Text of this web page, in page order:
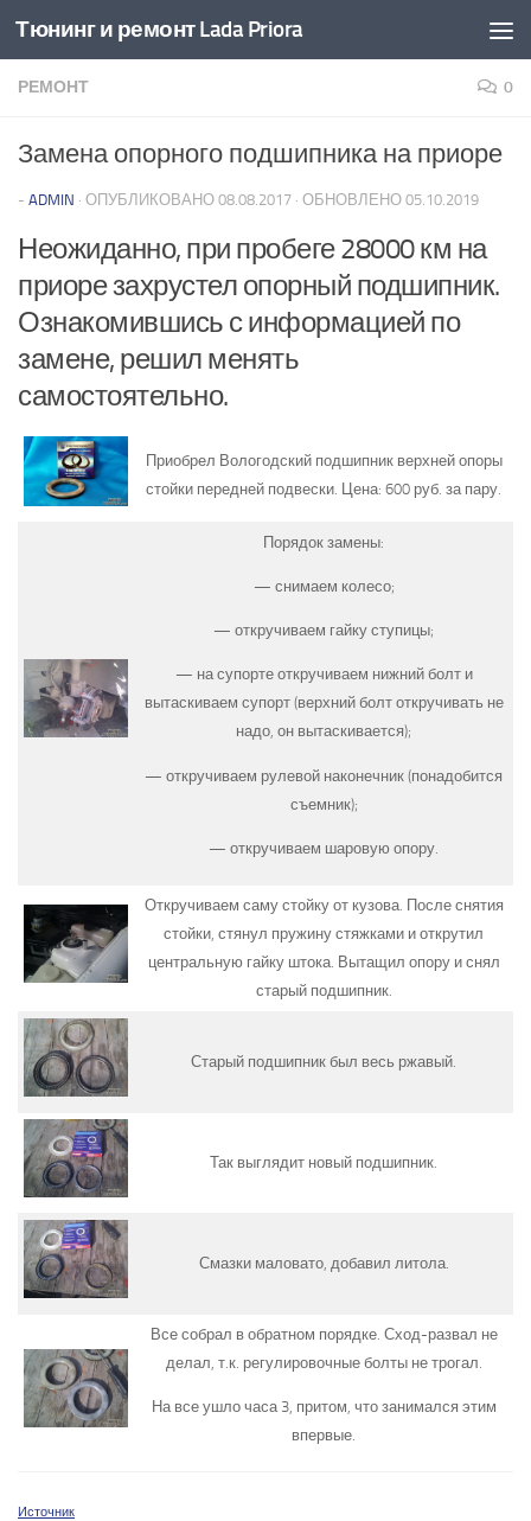
Перейти к содержимому
Тюнинг и ремонт Lada Priora
РЕМОНТ 0
Замена опорного подшипника на приоре
- ADMIN · ОПУБЛИКОВАНО 08.08.2017 · ОБНОВЛЕНО 05.10.2019
Неожиданно, при пробеге 28000 км на
приоре захрустел опорный подшипник.
Ознакомившись с информацией по
замене, решил менять
самостоятельно.
Приобрел Вологодский подшипник верхней опоры
стойки передней подвески. Цена: 600 руб. за пару.
Порядок замены:
— снимаем колесо;
— откручиваем гайку ступицы;
— на супорте откручиваем нижний болт и
вытаскиваем супорт (верхний болт откручивать не
надо, он вытаскивается);
— откручиваем рулевой наконечник (понадобится
съемник);
— откручиваем шаровую опору.
Откручиваем саму стойку от кузова. После снятия
стойки, стянул пружину стяжками и открутил
центральную гайку штока. Вытащил опору и снял
старый подшипник.
Старый подшипник был весь ржавый.
Так выглядит новый подшипник.
Смазки маловато, добавил литола.
Все собрал в обратном порядке. Сход-развал не
делал, т.к. регулировочные болты не трогал.
На все ушло часа 3, притом, что занимался этим
впервые.
Источник